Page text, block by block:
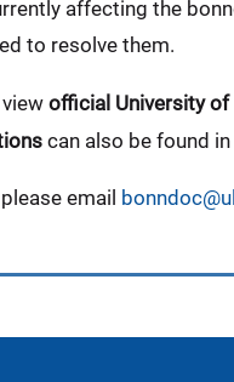
affecting the
to resolve them.
official University
can also be found
email